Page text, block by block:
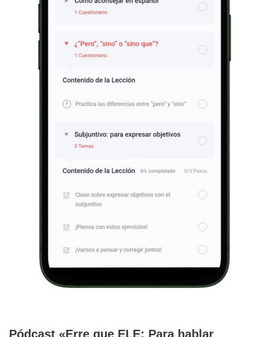
Pódcast «Erre que ELE: Para hablar